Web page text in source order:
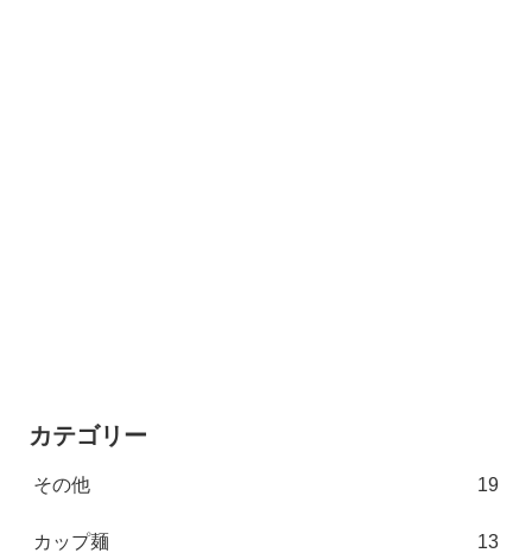
カテゴリー
その他 19
カップ麺 13